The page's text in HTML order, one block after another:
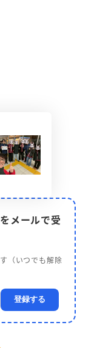
メールで受
（いつでも解除
登録する